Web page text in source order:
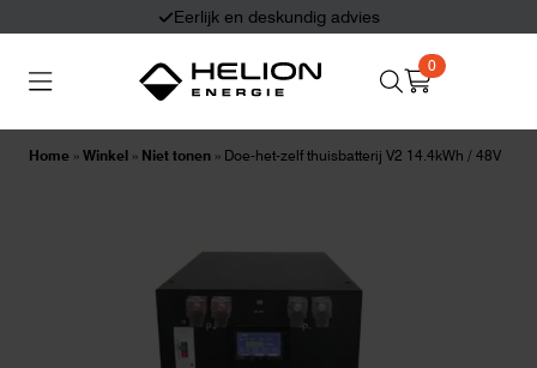
Eerlijk en deskundig advies
0
Home » Winkel » Niet tonen » Doe-het-zelf thuisbatterij V2 14.4kWh / 48V
Thuisbatterijen Zonnepanelen